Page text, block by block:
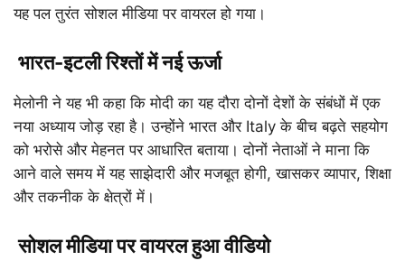
यह पल तुरंत सोशल मीडिया पर वायरल हो गया।
भारत-इटली रिश्तों में नई ऊर्जा
मेलोनी ने यह भी कहा कि मोदी का यह दौरा दोनों देशों के संबंधों में एक
नया अध्याय जोड़ रहा है। उन्होंने भारत और Italy के बीच बढ़ते सहयोग
को भरोसे और मेहनत पर आधारित बताया। दोनों नेताओं ने माना कि
आने वाले समय में यह साझेदारी और मजबूत होगी, खासकर व्यापार, शिक्षा
और तकनीक के क्षेत्रों में।
सोशल मीडिया पर वायरल हुआ वीडियो